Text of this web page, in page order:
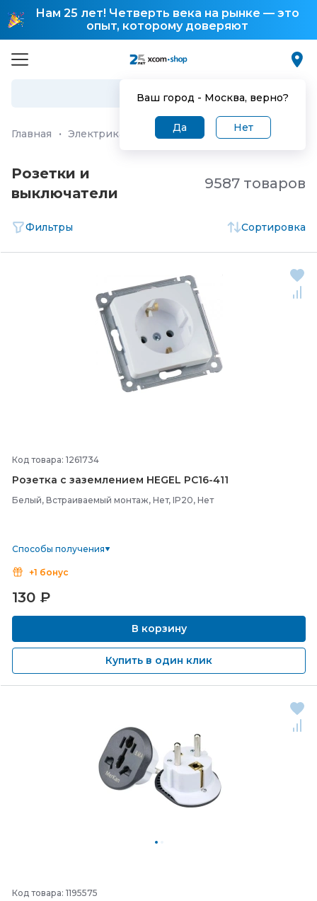
Нам 25 лет! Четверть века на рынке — это
опыт, которому доверяют
Ваш город - Москва, верно?
Да Нет
Главная · Электрика и системы электропитания
Розетки и
выключатели
9587 товаров
Фильтры Сортировка
Код товара: 1261734
Розетка с заземлением HEGEL РС16-411
Белый, Встраиваемый монтаж, Нет, IP20, Нет
Способы получения
+1 бонус
130 ₽
В корзину
Купить в один клик
Код товара: 1195575